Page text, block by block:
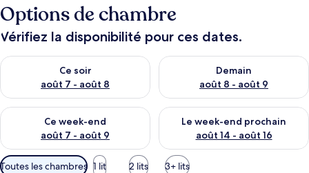
Options de chambre
Vérifiez la disponibilité pour ces dates.
Ce soir
août 7 - août 8
Vérifier la disponibilité pour ce soir août 7 - août 8
Demain
août 8 - août 9
Vérifier la disponibilité pour
Ce week-end
août 7 - août 9
Vérifier la disponibilité pour ce week-end août 7 - août 9
Le week-end prochain
août 14 - août 16
Vérifier la disponibilité pour
Filtres
Toutes les chambres 1 lit 2 lits 3+ lits